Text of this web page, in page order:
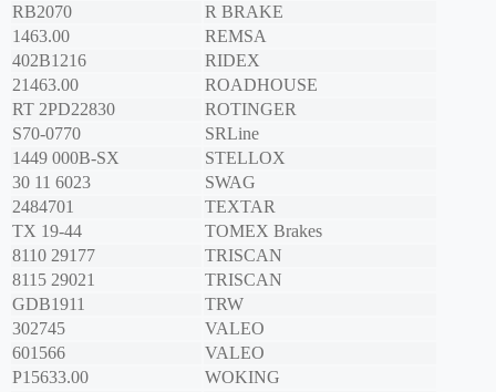
RB2070
R BRAKE
1463.00
REMSA
402B1216
RIDEX
21463.00
ROADHOUSE
RT 2PD22830
ROTINGER
S70-0770
SRLine
1449 000B-SX
STELLOX
30 11 6023
SWAG
2484701
TEXTAR
TX 19-44
TOMEX Brakes
8110 29177
TRISCAN
8115 29021
TRISCAN
GDB1911
TRW
302745
VALEO
601566
VALEO
P15633.00
WOKING